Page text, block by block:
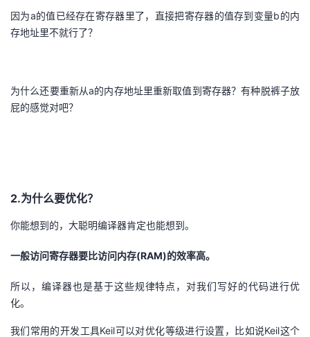
因为a的值已经存在寄存器里了，直接把寄存器的值存到变量b的内
存地址里不就行了？
为什么还要重新从a的内存地址里重新取值到寄存器？有种脱裤子放
屁的感觉对吧？
2.为什么要优化？
你能想到的，大聪明编译器肯定也能想到。
一般访问寄存器要比访问内存(RAM)的效率高。
所以，编译器也是基于这些规律特点，对我们写好的代码进行优
化。
我们常用的开发工具Keil可以对优化等级进行设置，比如说Keil这个